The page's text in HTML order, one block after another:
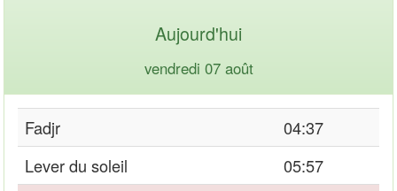
Aujourd'hui
vendredi 07 août
Fadjr
04:37
Lever du soleil
05:57